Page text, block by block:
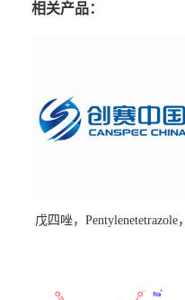
相关产品：
戊四唑，Pentylenetetrazole，